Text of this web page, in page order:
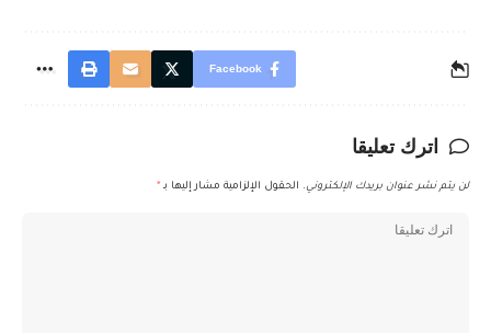
Facebook
اترك تعليقا
لن يتم نشر عنوان بريدك الإلكتروني. الحقول الإلزامية مشار إليها بـ *